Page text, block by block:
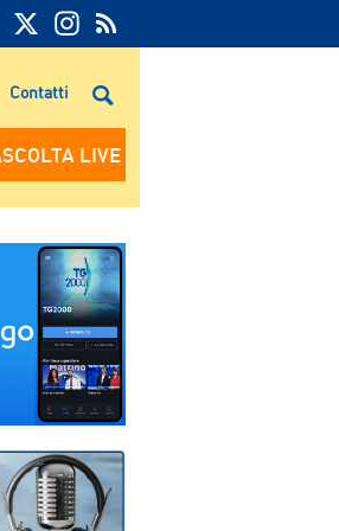
FEED
RSS
RSS
Contatti
LIVE